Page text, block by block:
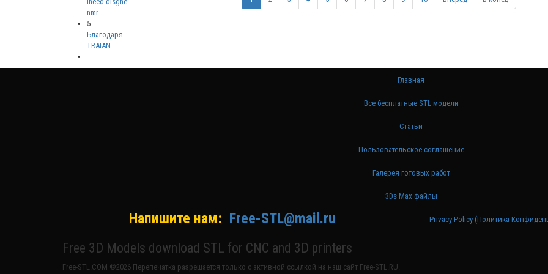
nmr
5
Благодаря
TRAIAN
Главная
Все бесплатные STL модели
Статьи
Пользовательское соглашение
Галерея готовых работ
3Ds Max файлы
Напишите нам: Free-STL@mail.ru
Free 3D Models download STL for CNC and 3D printers
Free-STL.COM ©2026 Перепечатка разрешается только с активной ссылкой на наш сайт Free-STL.RU.
Privacy Policy (Политика